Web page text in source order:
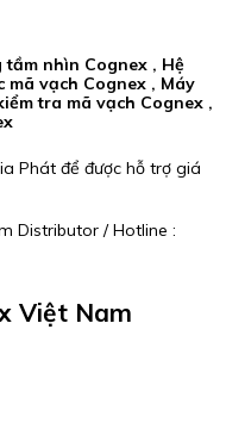
nhìn Cognex , Hệ
mã vạch Cognex , Máy
tra mã vạch Cognex ,
Phát để được hỗ trợ giá
Distributor / Hotline :
Việt Nam